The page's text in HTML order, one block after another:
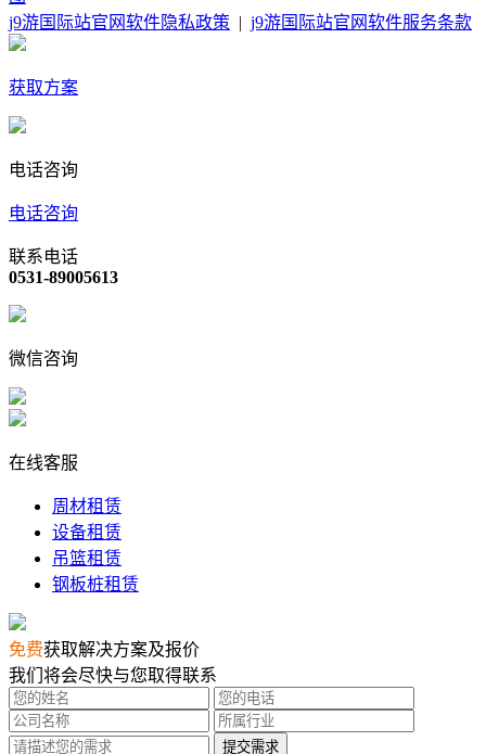
j9游国际站官网软件隐私政策
j9游国际站官网软件服务条款
获取方案
电话咨询
电话咨询
联系电话
0531-89005613
微信咨询
在线客服
周材租赁
设备租赁
吊篮租赁
钢板桩租赁
免费获取解决方案及报价
我们将会尽快与您取得联系
提交需求